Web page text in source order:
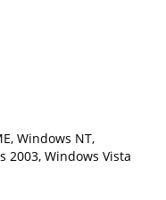
Windows NT,
2003, Windows Vista